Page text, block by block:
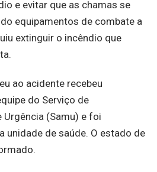
e evitar que as chamas se
equipamentos de combate a
extinguir o incêndio que
ao acidente recebeu
do Serviço de
(Samu) e foi
unidade de saúde. O estado de